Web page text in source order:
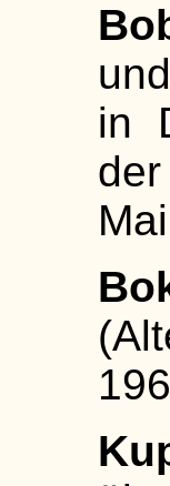
in
der